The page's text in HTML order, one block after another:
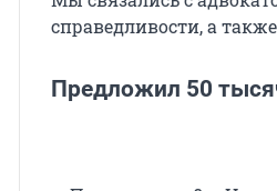
справедливости, а
Предложил 50